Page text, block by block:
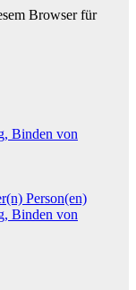
Browser für
Binden von
Person(en)
Binden von